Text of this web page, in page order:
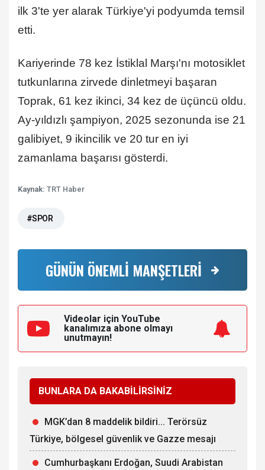
ilk 3'te yer alarak Türkiye'yi podyumda temsil
etti.
Kariyerinde 78 kez İstiklal Marşı'nı motosiklet
tutkunlarına zirvede dinletmeyi başaran
Toprak, 61 kez ikinci, 34 kez de üçüncü oldu.
Ay-yıldızlı şampiyon, 2025 sezonunda ise 21
galibiyet, 9 ikincilik ve 20 tur en iyi
zamanlama başarısı gösterdi.
Kaynak: TRT Haber
#SPOR
GÜNÜN ÖNEMLİ MANŞETLERİ
Videolar için YouTube
kanalımıza abone olmayı
unutmayın!
BUNLARA DA BAKABİLİRSİNİZ
MGK’dan 8 maddelik bildiri... Terörsüz
Türkiye, bölgesel güvenlik ve Gazze mesajı
Cumhurbaşkanı Erdoğan, Suudi Arabistan